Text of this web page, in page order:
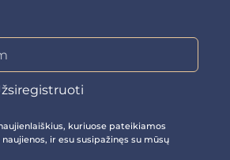
kuriuose pateikiamos
ir esu susipažinęs su mūsų